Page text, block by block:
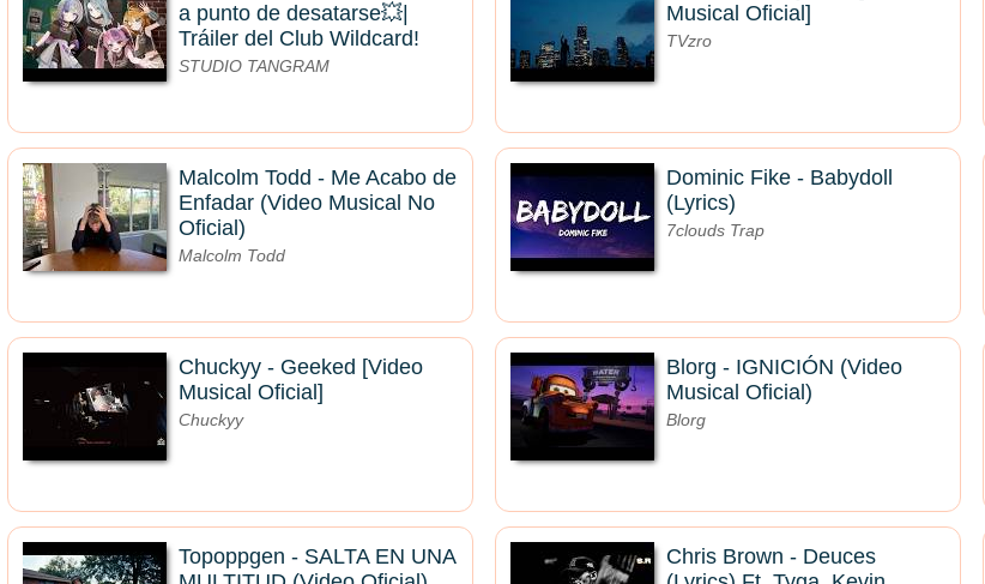
a punto de desatarse💥|
Tráiler del Club Wildcard!
STUDIO TANGRAM
Musical Oficial]
TVzro
Malcolm Todd - Me Acabo de
Enfadar (Video Musical No
Oficial)
Malcolm Todd
Dominic Fike - Babydoll
(Lyrics)
7clouds Trap
Chuckyy - Geeked [Video
Musical Oficial]
Chuckyy
Blorg - IGNICIÓN (Video
Musical Oficial)
Blorg
Topoppgen - SALTA EN UNA
Chris Brown - Deuces